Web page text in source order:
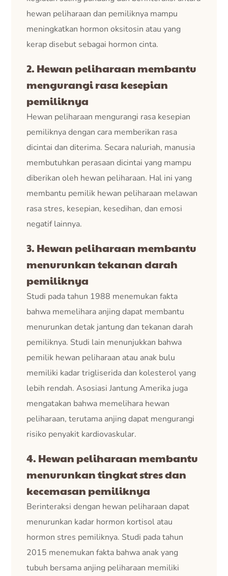
hewan peliharaan dan pemiliknya mampu
meningkatkan hormon oksitosin atau yang
kerap disebut sebagai hormon cinta.
2. Hewan peliharaan membantu
mengurangi rasa kesepian
pemiliknya
Hewan peliharaan mengurangi rasa kesepian
pemiliknya dengan cara memberikan rasa
dicintai dan diterima. Secara naluriah, manusia
membutuhkan perasaan dicintai yang mampu
diberikan oleh hewan peliharaan. Hal ini yang
membantu pemilik hewan peliharaan melawan
rasa stres, kesepian, kesedihan, dan emosi
negatif lainnya.
3. Hewan peliharaan membantu
menurunkan tekanan darah
pemiliknya
Studi pada tahun 1988 menemukan fakta
bahwa memelihara anjing dapat membantu
menurunkan detak jantung dan tekanan darah
pemiliknya. Studi lain menunjukkan bahwa
pemilik hewan peliharaan atau anak bulu
memiliki kadar trigliserida dan kolesterol yang
lebih rendah. Asosiasi Jantung Amerika juga
mengatakan bahwa memelihara hewan
peliharaan, terutama anjing dapat mengurangi
risiko penyakit kardiovaskular.
4. Hewan peliharaan membantu
menurunkan tingkat stres dan
kecemasan pemiliknya
Berinteraksi dengan hewan peliharaan dapat
menurunkan kadar hormon kortisol atau
hormon stres pemiliknya. Studi pada tahun
2015 menemukan fakta bahwa anak yang
tubuh bersama anjing peliharaan memiliki